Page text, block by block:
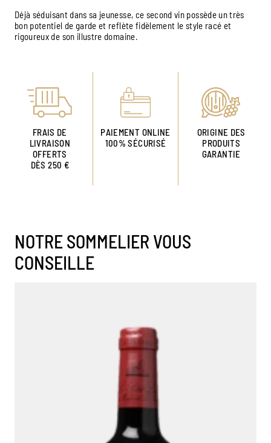
Déjà séduisant dans sa jeunesse, ce second vin possède un très
bon potentiel de garde et reflète fidèlement le style racé et
rigoureux de son illustre domaine.
FRAIS DE
LIVRAISON
OFFERTS
DÈS 250 €
PAIEMENT ONLINE
100% SÉCURISÉ
ORIGINE DES
PRODUITS
GARANTIE
NOTRE SOMMELIER VOUS
CONSEILLE